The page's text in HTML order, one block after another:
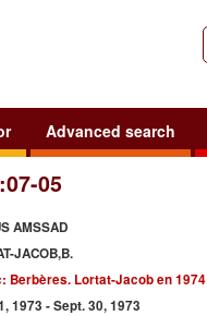
Advanced search
05
AMSSAD
JACOB,B.
Berbères. Lortat-Jacob en 1974
1973 - Sept. 30, 1973